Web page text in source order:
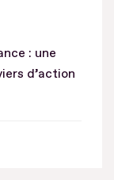
: une
d’action